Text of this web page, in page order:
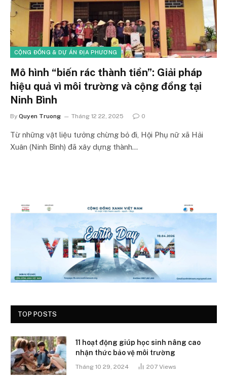
CỘNG ĐỒNG & DỰ ÁN ĐỊA PHƯƠNG
Mô hình “biến rác thành tiền”: Giải pháp
hiệu quả vì môi trường và cộng đồng tại
Ninh Bình
By Quyen Truong Tháng 12 22, 2025 0
Từ những vật liệu tưởng chừng bỏ đi, Hội Phụ nữ xã Hải
Xuân (Ninh Bình) đã xây dựng thành…
TOP POSTS
11 hoạt động giúp học sinh nâng cao
nhận thức bảo vệ môi trường
Tháng 10 29, 2024 207 Views